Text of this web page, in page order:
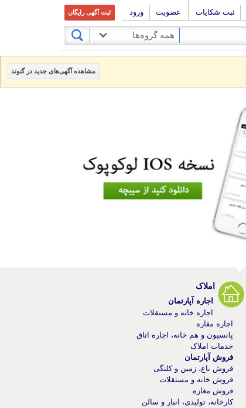
ثبت شکایات عضویت ورود ثبت آگهی رایگان
همه گروه‌ها
مشاهده آگهی‌های جدید در گتوند
املاک
اجاره آپارتمان
اجاره خانه و مستقلات
اجاره مغازه
پانسیون و هم خانه، اجاره اتاق
خدمات املاک
فروش آپارتمان
فروش باغ، زمین و کلنگی
فروش خانه و مستقلات
فروش مغازه
کارخانه، تولیدی، انبار و سالن